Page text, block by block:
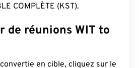
COMPLÈTE (KST).
de réunions WIT to
en cible, cliquez sur le